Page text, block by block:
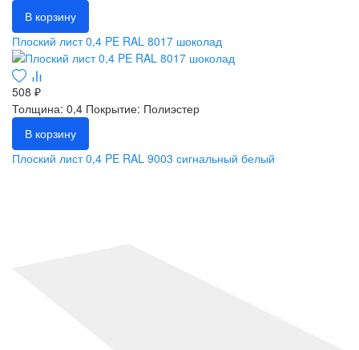
В корзину
Плоский лист 0,4 PE RAL 8017 шоколад
508 ₽
Толщина: 0,4 Покрытие: Полиэстер
В корзину
Плоский лист 0,4 PE RAL 9003 сигнальный белый